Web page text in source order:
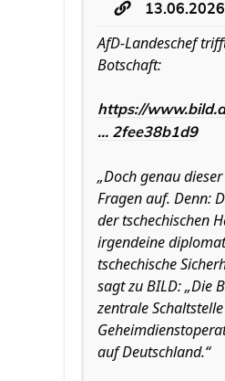
AfD-Landeschef
Botschaft:
https://
... 2fee38b1d9
„Doch genau
Fragen auf. Denn:
der tschechischen
irgendeine
tschechische
sagt zu BILD: „Die
zentrale
auf Deutschland.“